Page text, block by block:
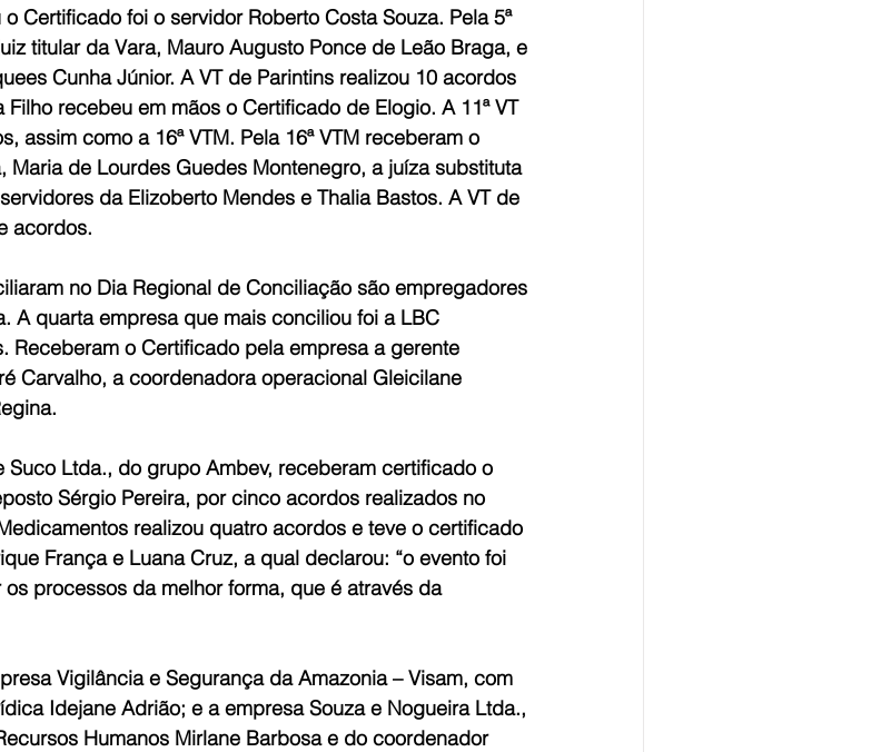
Certificado foi o servidor Roberto Costa Souza. Pela 5ª
titular da Vara, Mauro Augusto Ponce de Leão Braga, e
Cunha Júnior. A VT de Parintins realizou 10 acordos
recebeu em mãos o Certificado de Elogio. A 11ª VT
assim como a 16ª VTM. Pela 16ª VTM receberam o
Maria de Lourdes Guedes Montenegro, a juíza substituta
da Elizoberto Mendes e Thalia Bastos. A VT de
acordos.
no Dia Regional de Conciliação são empregadores
A quarta empresa que mais conciliou foi a LBC
Receberam o Certificado pela empresa a gerente
Carvalho, a coordenadora operacional Gleicilane
Suco Ltda., do grupo Ambev, receberam certificado o
Sérgio Pereira, por cinco acordos realizados no
realizou quatro acordos e teve o certificado
França e Luana Cruz, a qual declarou: “o evento foi
processos da melhor forma, que é através da
Vigilância e Segurança da Amazonia – Visam, com
Idejane Adrião; e a empresa Souza e Nogueira Ltda.,
Humanos Mirlane Barbosa e do coordenador